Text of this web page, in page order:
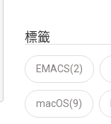
標籤
EMACS(2)
macOS(9)